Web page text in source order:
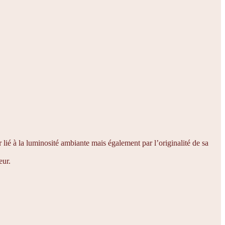
à la luminosité ambiante mais également par l’originalité de sa